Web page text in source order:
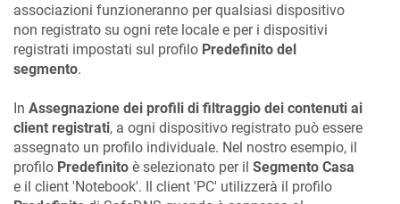
associazioni funzioneranno per qualsiasi dispositivo
non registrato su ogni rete locale e per i dispositivi
registrati impostati sul profilo Predefinito del
segmento.
In Assegnazione dei profili di filtraggio dei contenuti ai
client registrati, a ogni dispositivo registrato può essere
assegnato un profilo individuale. Nel nostro esempio, il
profilo Predefinito è selezionato per il Segmento Casa
e il client 'Notebook'. Il client 'PC' utilizzerà il profilo